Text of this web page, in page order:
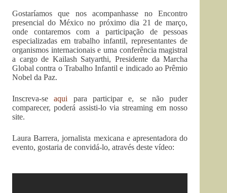
Gostaríamos que nos acompanhasse no Encontro
presencial do México no próximo dia 21 de março,
onde contaremos com a participação de pessoas
especializadas em trabalho infantil, representantes de
organismos internacionais e uma conferência magistral
a cargo de Kailash Satyarthi, Presidente da Marcha
Global contra o Trabalho Infantil e indicado ao Prêmio
Nobel da Paz.
Inscreva-seaqui para participar e, se não puder
comparecer, poderá assisti-lo via streaming em nosso
site.
Laura Barrera, jornalista mexicana e apresentadora do
evento, gostaria de convidá-lo, através deste vídeo: